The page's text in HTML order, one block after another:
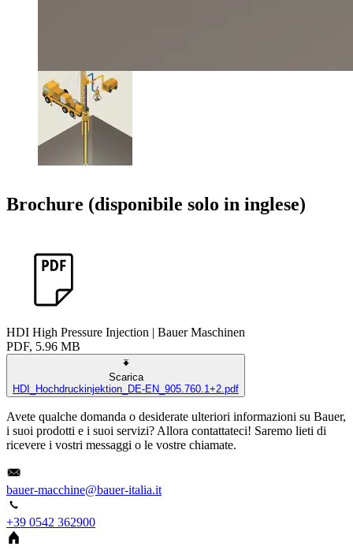
Brochure (disponibile solo in inglese)
HDI High Pressure Injection | Bauer Maschinen
PDF, 5.96 MB
Scarica
HDI_Hochdruckinjektion_DE-EN_905.760.1+2.pdf
Avete qualche domanda o desiderate ulteriori informazioni su Bauer,
i suoi prodotti e i suoi servizi? Allora contattateci! Saremo lieti di
ricevere i vostri messaggi o le vostre chiamate.
bauer-macchine@bauer-italia.it
+39 0542 362900